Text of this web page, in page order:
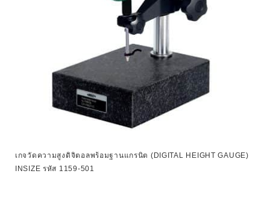
เกจวัดความสูงดิจิตอลพร้อมฐานแกรนิต (DIGITAL HEIGHT GAUGE)
INSIZE รหัส 1159-501